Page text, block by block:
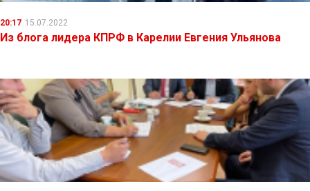
20:17 15.07.2022
Из блога лидера КПРФ в Карелии Евгения Ульянова